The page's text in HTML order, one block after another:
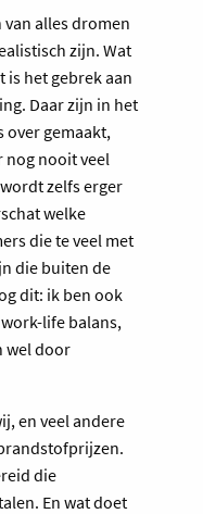
van alles dromen
zijn. Wat
het gebrek aan
Daar zijn in het
gemaakt,
nog nooit veel
zelfs erger
welke
die te veel met
die buiten de
dit: ik ben ook
life balans,
wel door
en veel andere
die
En wat doet